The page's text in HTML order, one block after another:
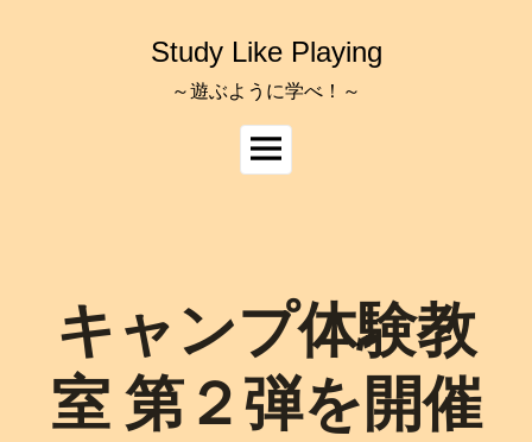
Study Like Playing
～遊ぶように学べ！～
メ
イ
ー
キャンプ体験教
室 第２弾を開催